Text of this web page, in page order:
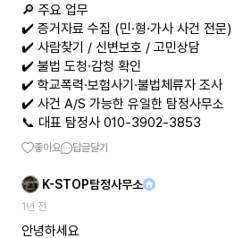
🔎 주요 업무
✔️ 증거자료 수집 (민·형·가사 사건 전문)
✔️ 사람찾기 / 신변보호 / 고민상담
✔️ 불법 도청·감청 확인
✔️ 학교폭력·보험사기·불법체류자 조사
✔️ 사건 A/S 가능한 유일한 탐정사무소
📞 대표 탐정사 010-3902-3853
좋아요 답글달기
K-STOP탐정사무소
1년 전
안녕하세요